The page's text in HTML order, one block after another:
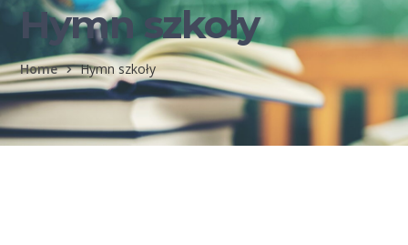
Hymn szkoły
Home Hymn szkoły